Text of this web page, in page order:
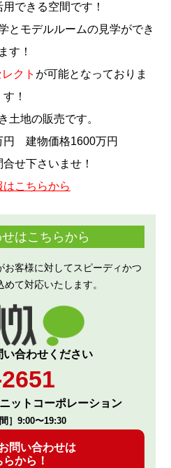
できる空間です！
とモデルルームの見学ができ
ます！
クト が可能となっておりま
す！
土地の販売です。
建物価格1600万円
せ下さいませ！
はこちらから
はこちらから
お客様に対してスピーディかつ
て対応いたします。
い合わせください
ットコーポレーション
間］9:00〜19:30
問い合わせは
らから！